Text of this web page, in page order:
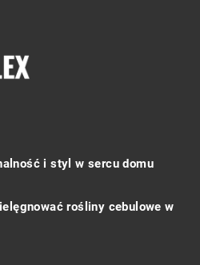
i styl w sercu domu
rośliny cebulowe w